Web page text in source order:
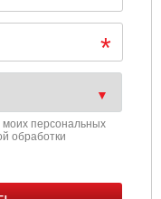
моих персональных
обработки